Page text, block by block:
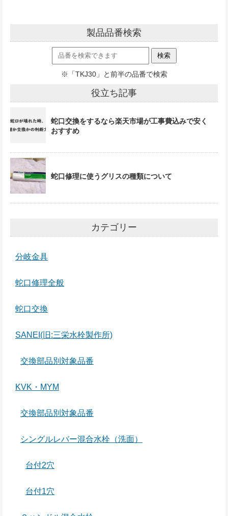
製品品番検索
※「TKJ30」と前半の品番で検索
役立ち記事
蛇口交換をするなら楽天市場が工事費込みで安く
おすすめ
蛇口修理に使うグリスの種類について
カテゴリー
分岐金具
蛇口修理全般
蛇口交換
SANEI(旧:三栄水栓製作所)
交換部品別対象品番
KVK・MYM
交換部品別対象品番
シングルレバー混合水栓（洗面）
台付2穴
台付1穴